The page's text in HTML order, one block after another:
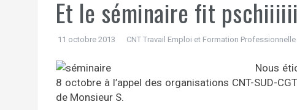
Et le séminaire fit
11 octobre 2013 CNT Travail Emploi et Formation Professionnelle
Nous
8 octobre à l’appel des organisations CNT-SUD-
de Monsieur S.